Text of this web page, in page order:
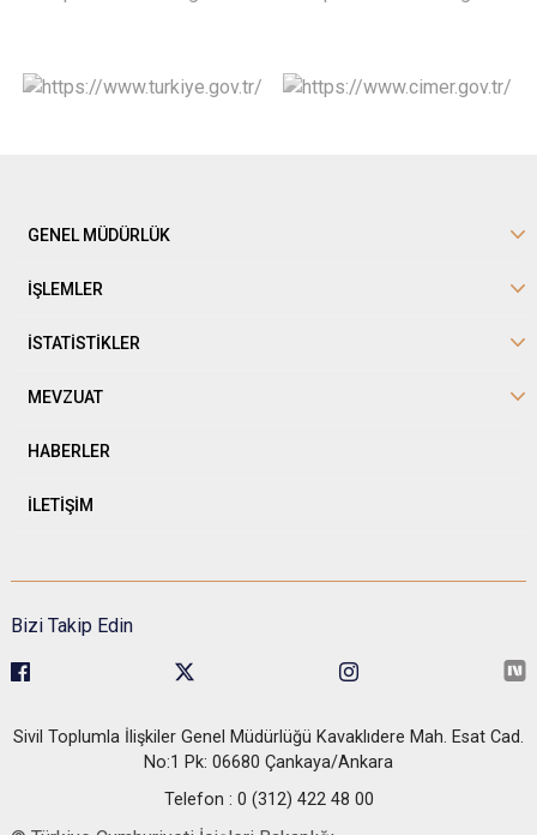
GENEL MÜDÜRLÜK
İŞLEMLER
İSTATİSTİKLER
MEVZUAT
HABERLER
İLETİŞİM
Bizi Takip Edin
Sivil Toplumla İlişkiler Genel Müdürlüğü Kavaklıdere Mah. Esat Cad.
No:1 Pk: 06680 Çankaya/Ankara
Telefon : 0 (312) 422 48 00